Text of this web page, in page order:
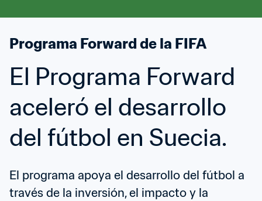
Programa Forward de la FIFA
El Programa Forward
aceleró el desarrollo
del fútbol en Suecia.
El programa apoya el desarrollo del fútbol a
través de la inversión, el impacto y la